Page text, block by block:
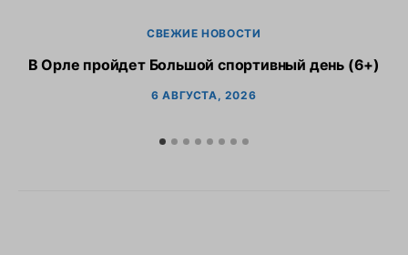
СВЕЖИЕ НОВОСТИ
В Орле пройдет Большой спортивный день (6+)
6 АВГУСТА, 2026